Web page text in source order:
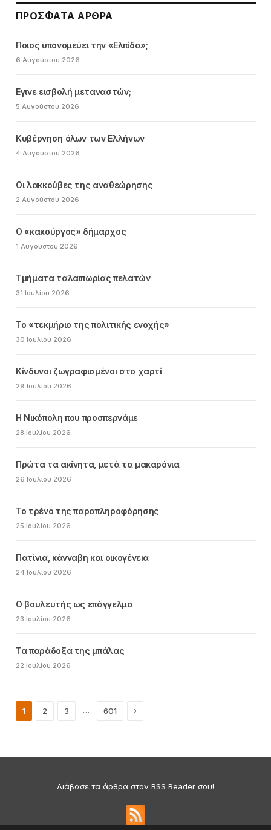
ΠΡΌΣΦΑΤΑ ΆΡΘΡΑ
Ποιος υπονομεύει την «Ελπίδα»;
6 Αυγούστου 2026
Εγινε εισβολή μεταναστών;
5 Αυγούστου 2026
Κυβέρνηση όλων των Ελλήνων
4 Αυγούστου 2026
Οι λακκούβες της αναθεώρησης
2 Αυγούστου 2026
Ο «κακούργος» δήμαρχος
1 Αυγούστου 2026
Τμήματα ταλαιπωρίας πελατών
31 Ιουλίου 2026
Το «τεκμήριο της πολιτικής ενοχής»
30 Ιουλίου 2026
Κίνδυνοι ζωγραφισμένοι στο χαρτί
29 Ιουλίου 2026
Η Νικόπολη που προσπερνάμε
28 Ιουλίου 2026
Πρώτα τα ακίνητα, μετά τα μακαρόνια
26 Ιουλίου 2026
Το τρένο της παραπληροφόρησης
25 Ιουλίου 2026
Πατίνια, κάνναβη και οικογένεια
24 Ιουλίου 2026
Ο βουλευτής ως επάγγελμα
23 Ιουλίου 2026
Τα παράδοξα της μπάλας
22 Ιουλίου 2026
1 2 3 … 601 Next
Διάβασε τα άρθρα στον RSS Reader σου!